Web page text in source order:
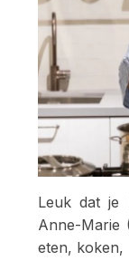
Leuk dat je
Anne-Marie
eten, koken,